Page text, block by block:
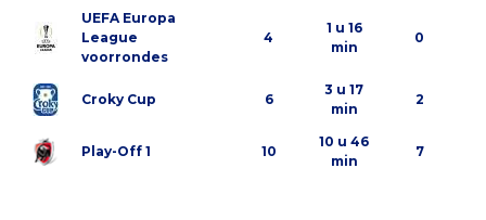
UEFA Europa
League
voorrondes
4
1 u 16
min
0
Croky Cup 6
3 u 17
min
2
Play-Off 1 10
10 u 46
min
7